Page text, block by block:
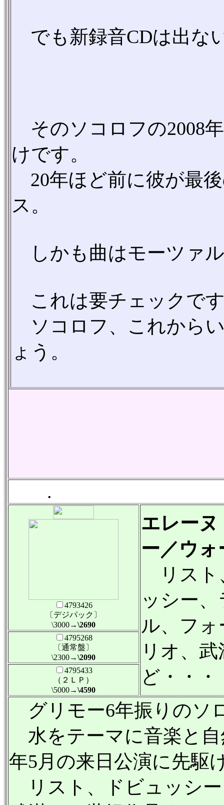
でも新録音CDは出な
そのソコロフの2008
けです。
20年ほど前に彼が最
ス。
しかも曲はモーツァ
これは要チェックで
ソコロフ、これから
ょう。
.
4793426
〔デジパック〕
\3000→\2690
エレー
ー／ウォ
リスト
ッシー
ル、フ
リオ、
ど・・・
4795268
〔通常盤〕
\2300→\2090
4795433
（２ＬＰ）
\5000→\4590
グリモー6年振りのソ
水をテーマに音楽と自
年5月の来日公演に先駆
リスト、ドビュッシ